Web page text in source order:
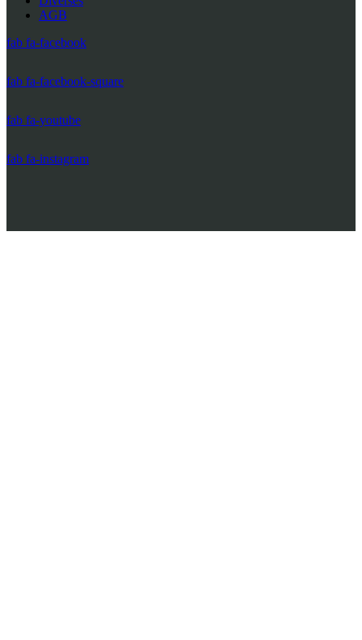
AGB
fab fa-facebook
fab fa-facebook-square
fab fa-youtube
fab fa-instagram